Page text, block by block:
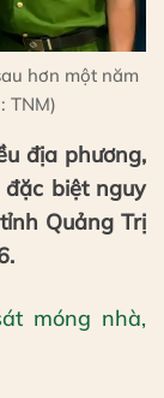
hơn một năm
TNM)
địa phương,
biệt nguy
Quảng Trị
móng nhà,